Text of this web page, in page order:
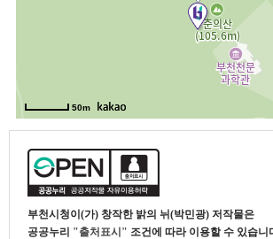
부천시청이(가) 창작한 밝의 뉘(박민광) 저작물은
공공누리 "출처표시" 조건에 따라 이용할 수 있습니